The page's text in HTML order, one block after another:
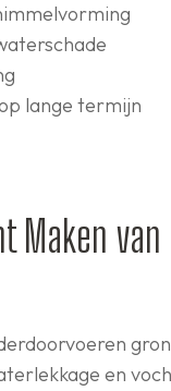
lange termijn
Maken
en